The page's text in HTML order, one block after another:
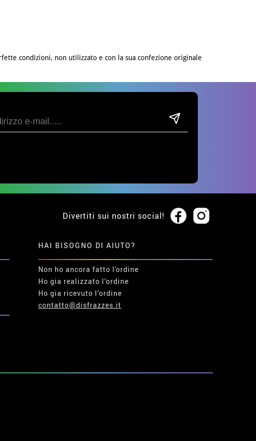
condizioni, non utilizzato e con la sua confezione originale
Divertiti sui nostri social!
HAI BISOGNO DI AIUTO?
Non ho ancora fatto l'ordine
Ho gia realizzato l’ordine
Ho gia ricevuto l’ordine
contatto@disfrazzes.it